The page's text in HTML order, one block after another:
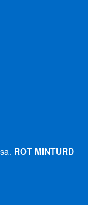
ROT MINTURD